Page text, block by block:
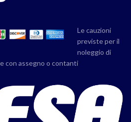
Le cauzioni
previste per il
noleggio di
con assegno o contanti